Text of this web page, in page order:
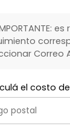
Correo
el costo